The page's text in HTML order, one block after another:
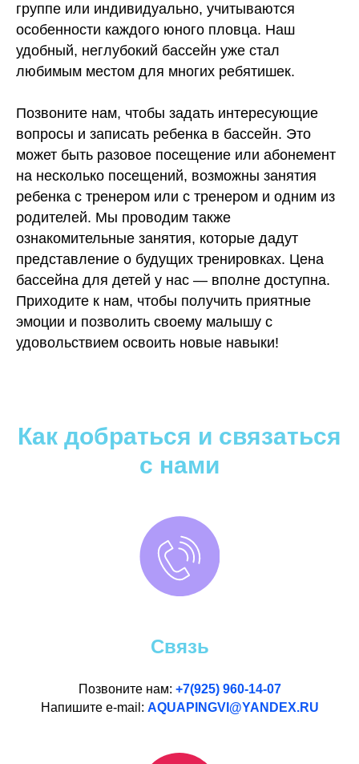
группе или индивидуально, учитываются
особенности каждого юного пловца. Наш
удобный, неглубокий бассейн уже стал
любимым местом для многих ребятишек.
Позвоните нам, чтобы задать интересующие
вопросы и записать ребенка в бассейн. Это
может быть разовое посещение или абонемент
на несколько посещений, возможны занятия
ребенка с тренером или с тренером и одним из
родителей. Мы проводим также
ознакомительные занятия, которые дадут
представление о будущих тренировках. Цена
бассейна для детей у нас — вполне доступна.
Приходите к нам, чтобы получить приятные
эмоции и позволить своему малышу с
удовольствием освоить новые навыки!
Как добраться и связаться
с нами
Связь
Позвоните нам: +7(925) 960-14-07
Напишите e-mail: AQUAPINGVI@YANDEX.RU